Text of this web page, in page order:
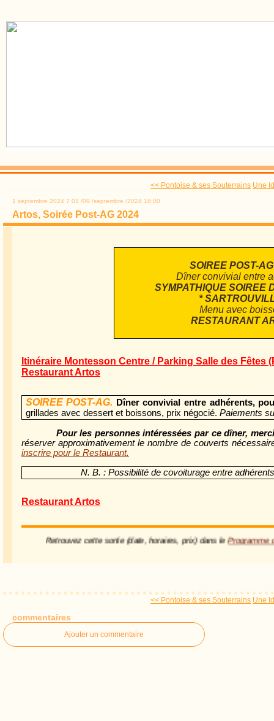
<< Pontoise & ses Souterrains Une
1 septembre 2024 7 01 /09 /septembre /2024 18:00
Artos, Soirée Post-AG 2024
SOIREE POST-
Dîner convivial entre
SYMPATHIQUE SOIREE
*
Menu avec
RESTAURANT
Itinéraire Montesson Centre / Parking Salle des Fêtes
Restaurant Artos
SOIREE POST-AG. Dîner convivial entre adhérents,
grillades avec dessert et boissons, prix négocié. Paiements
Pour les personnes intéressées par ce dîner,
réserver approximativement le nombre de couverts
inscrire pour le Restaurant.
N. B. : Possibilité de covoiturage entre
Restaurant Artos
Retrouvez cette sortie (date, horaires, prix) dans le
<< Pontoise & ses Souterrains Une
commentaires
Ajouter un commentaire